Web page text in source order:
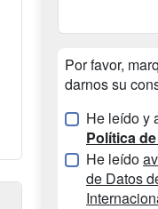
Por favor,
darnos su
He leído y
Política
He leído
de Datos